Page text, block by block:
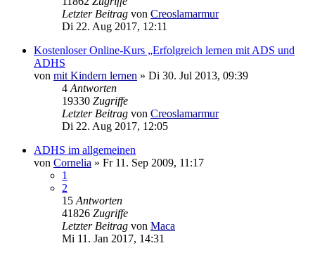
Letzter Beitrag von Creoslamarmur
Di 22. Aug 2017, 12:11
Kostenloser Online-Kurs „Erfolgreich lernen mit ADS und
ADHS
von mit Kindern lernen » Di 30. Jul 2013, 09:39
4 Antworten
19330 Zugriffe
Letzter Beitrag von Creoslamarmur
Di 22. Aug 2017, 12:05
ADHS im allgemeinen
von Cornelia » Fr 11. Sep 2009, 11:17
1
2
15 Antworten
41826 Zugriffe
Letzter Beitrag von Maca
Mi 11. Jan 2017, 14:31